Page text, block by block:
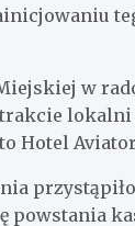
w
lokalni
Hotel
powstania